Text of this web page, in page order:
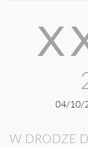
04/10/
W DRODZE